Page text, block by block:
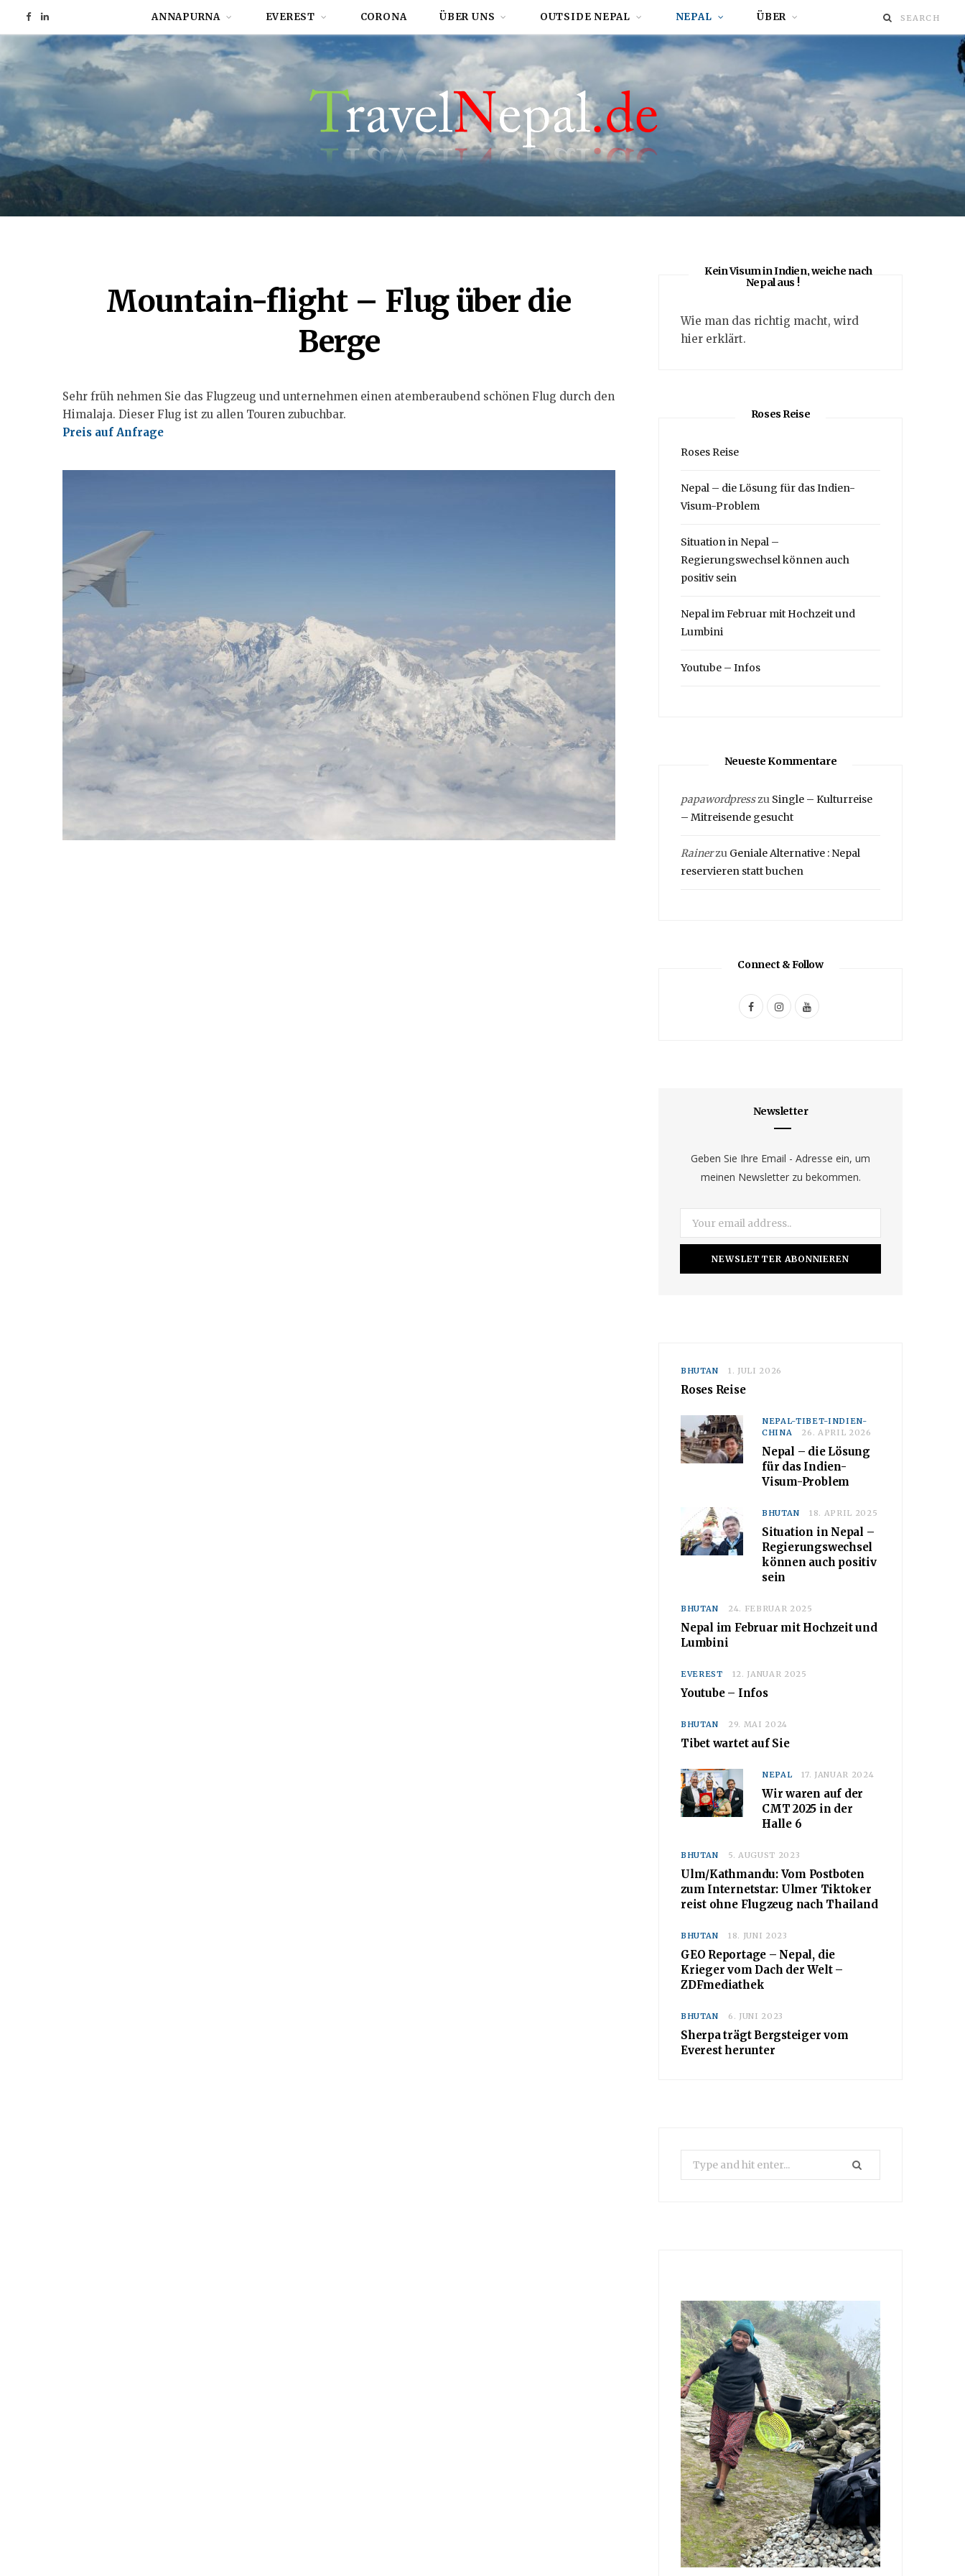
F
b
L
i
k
e
ANNAPURNA EVEREST CORONA ÜBER UNS OUTSIDE NEPAL NEPAL ÜBER
Mountain-flight – Flug über die
Berge
Sehr früh nehmen Sie das Flugzeug und unternehmen einen atemberaubend schönen Flug durch den
Himalaja. Dieser Flug ist zu allen Touren zubuchbar.
Preis auf Anfrage
Kein Visum in Indien, weiche nach
Nepal aus !
Wie man das richtig macht, wird
hier erklärt.
Roses Reise
Roses Reise
Nepal – die Lösung für das Indien-
Visum-Problem
Situation in Nepal –
Regierungswechsel können auch
positiv sein
Nepal im Februar mit Hochzeit und
Lumbini
Youtube – Infos
Neueste Kommentare
papawordpresszu Single – Kulturreise
– Mitreisende gesucht
Rainerzu Geniale Alternative : Nepal
reservieren statt buchen
Connect & Follow
F
k
I
a
g
r
a
Y
Newsletter
Geben Sie Ihre Email - Adresse ein, um
meinen Newsletter zu bekommen.
BHUTAN 1. JULI 2026
Roses Reise
NEPAL-TIBET-INDIEN-
CHINA
26. APRIL 2026
Nepal – die Lösung
für das Indien-
Visum-Problem
BHUTAN 18. APRIL 2025
Situation in Nepal –
Regierungswechsel
können auch positiv
sein
BHUTAN 24. FEBRUAR 2025
Nepal im Februar mit Hochzeit und
Lumbini
EVEREST 12. JANUAR 2025
Youtube – Infos
BHUTAN 29. MAI 2024
Tibet wartet auf Sie
NEPAL 17. JANUAR 2024
Wir waren auf der
CMT 2025 in der
Halle 6
BHUTAN 5. AUGUST 2023
Ulm/Kathmandu: Vom Postboten
zum Internetstar: Ulmer Tiktoker
reist ohne Flugzeug nach Thailand
BHUTAN 18. JUNI 2023
GEO Reportage – Nepal, die
Krieger vom Dach der Welt –
ZDFmediathek
BHUTAN 6. JUNI 2023
Sherpa trägt Bergsteiger vom
Everest herunter
Search
for: